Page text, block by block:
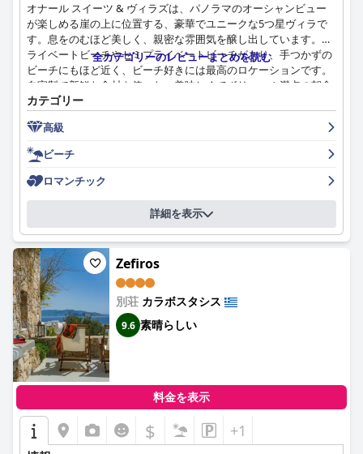
オナール スイーツ & ヴィラズは、パノラマのオーシャンビュー
が楽しめる崖の上に位置する、豪華でユニークな5つ星ヴィラで
す。息をのむほど美しく、親密な雰囲気を醸し出しています。プ
ライベートビーチやセミプライベートビーチがあり、手つかずの
ビーチにもほど近く、ビーチ好きには最高のロケーションです。
自家製で新鮮な食材を使った、美味しくてボリューム満点の朝食
を毎日お部屋でお楽しみいただけます。エレガントで美しくデザ
インされたお部屋は、清潔感があり広々としており、プライベー
トテラスや屋上のジャグジーからは素晴らしい景色を眺めること
ができます。オナールのスタッフは、信じられないほどフレンド
リーで親切で、お客様がスムーズに滞在できるよう、期待以上の
サービスを提供します。プールと敷地内のジムはきちんと整備さ
は、ゲストの期待を上回ります。オナール スイーツ & ヴィラズ
は、絶妙な装飾、息をのむような景色、素晴らしいプランジジャ
グジープールを備えた、ロマンチックな休暇に最適な場所です。
全体として、オナール スイーツ & ヴィラズは、忘れられない瞬
間に最適な、贅沢、平和、そしてシンプルさの楽園であるとゲス
トは同意しています。
全カテゴリーのレビューまとめを読む
カテゴリー
高級
ビーチ
ロマンチック
詳細を表示
Zefiros
別荘 カラボスタシス
9.6 素晴らしい
料金を表示
$ +1